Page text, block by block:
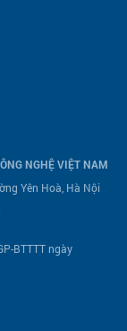
NGHỆ VIỆT NAM
Yên Hoà, Hà Nội
BTTTT ngày